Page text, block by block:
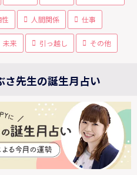
性 人間関係 仕事
未来 引っ越し その他
さ先生の誕生月占い